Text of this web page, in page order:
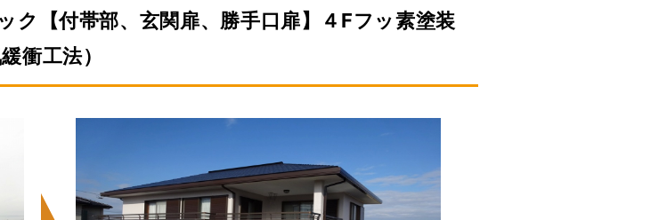
【付帯部、玄関扉、勝手口扉】４Fフッ素塗装
衝工法）